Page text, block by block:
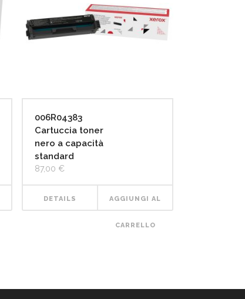
006R04383
Cartuccia toner
nero a capacità
standard
87,00 €
DETAILS AGGIUNGI AL
CARRELLO